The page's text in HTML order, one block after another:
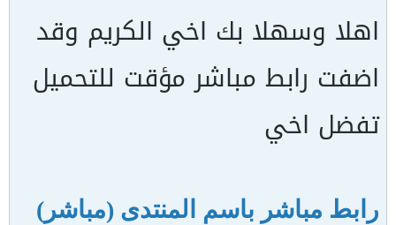
اهلا وسهلا بك اخي الكريم وقد
اضفت رابط مباشر مؤقت للتحميل
تفضل اخي
رابط مباشر باسم المنتدى (مباشر)